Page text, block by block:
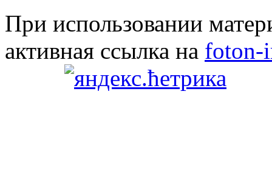
При использовании
активная ссылка на foton-